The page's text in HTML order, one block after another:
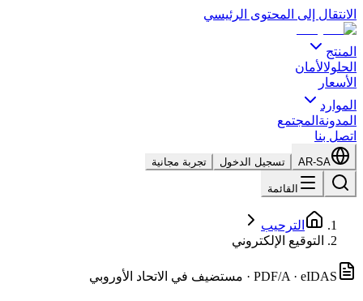
الانتقال إلى المحتوى الرئيسي
المنتج
الحلولالأمان
الأسعار
الموارد
المدونة المجتمع
اتصل بنا
AR-SA تسجيل الدخول تجربة مجانية
القائمة
الترحيب
التوقيع الإلكتروني
PDF/A · eIDAS · مستضيف في الاتحاد الأوروبي